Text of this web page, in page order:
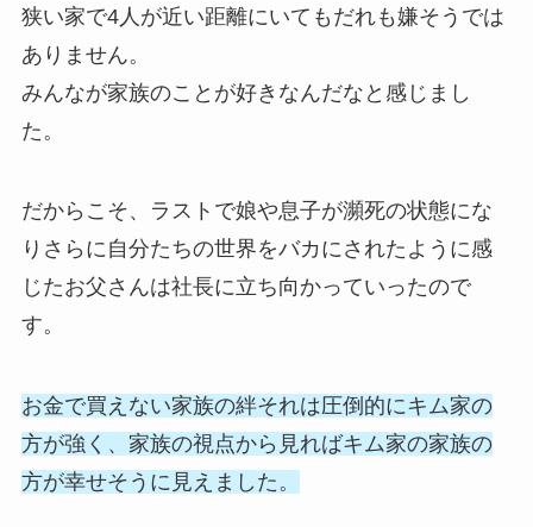
狭い家で4人が近い距離にいてもだれも嫌そうでは
ありません。
みんなが家族のことが好きなんだなと感じまし
た。
だからこそ、ラストで娘や息子が瀕死の状態にな
りさらに自分たちの世界をバカにされたように感
じたお父さんは社長に立ち向かっていったので
す。
お金で買えない家族の絆それは圧倒的にキム家の
方が強く、家族の視点から見ればキム家の家族の
方が幸せそうに見えました。